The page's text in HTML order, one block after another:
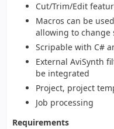
Cut/Trim/Edit
Macros can be
allowing to change
Scripable with C#
External AviSynth
be integrated
Project, project
Job processing
Requirements